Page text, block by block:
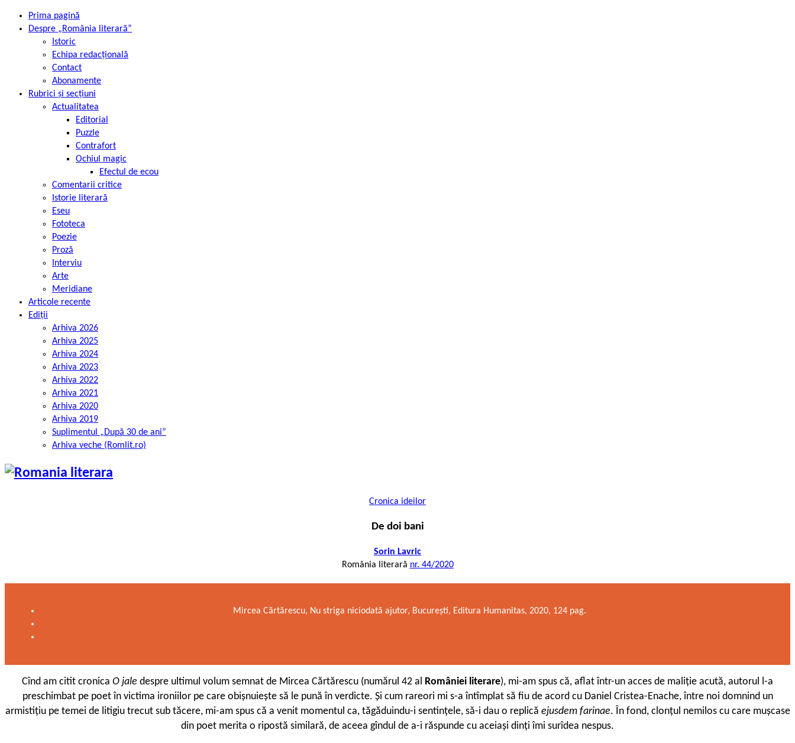
Prima pagină
Despre „România literară”
Istoric
Echipa redacțională
Contact
Abonamente
Rubrici și secțiuni
Actualitatea
Editorial
Puzzle
Contrafort
Ochiul magic
Efectul de ecou
Comentarii critice
Istorie literară
Eseu
Fototeca
Poezie
Proză
Interviu
Arte
Meridiane
Articole recente
Ediții
Arhiva 2026
Arhiva 2025
Arhiva 2024
Arhiva 2023
Arhiva 2022
Arhiva 2021
Arhiva 2020
Arhiva 2019
Suplimentul „După 30 de ani”
Arhiva veche (Romlit.ro)
Cronica ideilor
De doi bani
Sorin Lavric
România literară nr. 44/2020
Mircea Cărtărescu, Nu striga niciodată ajutor, București, Editura Humanitas, 2020, 124 pag.
Cînd am citit cronica O jale despre ultimul volum semnat de Mircea Cărtărescu (numărul 42 al României literare), mi-am spus că, aflat într-un acces de maliție acută, autorul l-a
preschimbat pe poet în victima ironiilor pe care obișnuiește să le pună în verdicte. Și cum rareori mi s-a întîmplat să fiu de acord cu Daniel Cristea-Enache, între noi domnind un
armistițiu pe temei de litigiu trecut sub tăcere, mi-am spus că a venit momentul ca, tăgăduindu-i sentințele, să-i dau o replică ejusdem farinae. În fond, clonțul nemilos cu care mușcase
din poet merita o ripostă similară, de aceea gîndul de a-i răspunde cu aceiași dinți îmi surîdea nespus.